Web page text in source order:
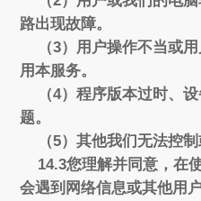
路出现故障。
（3）用户操作不当或用
用本服务。
（4）程序版本过时、设
题。
（5）其他我们无法控制
14.3您理解并同意，在
会遇到网络信息或其他用